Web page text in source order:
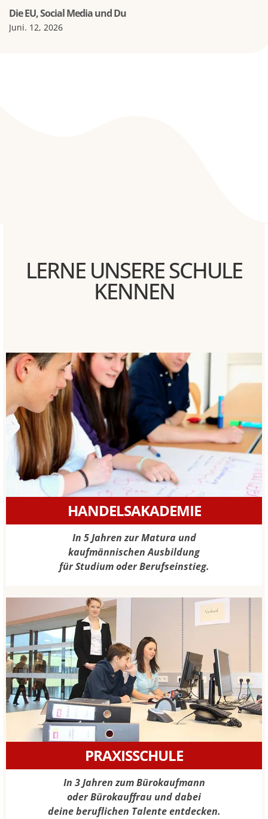
Die EU, Social Media und Du
Juni. 12, 2026
LERNE UNSERE SCHULE
KENNEN
HANDELSAKADEMIE
In 5 Jahren zur Matura und
kaufmännischen Ausbildung
für Studium oder Berufseinstieg.
PRAXISSCHULE
In 3 Jahren zum Bürokaufmann
oder Bürokauffrau und dabei
deine beruflichen Talente entdecken.